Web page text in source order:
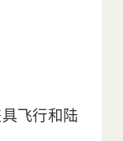
飞行和陆